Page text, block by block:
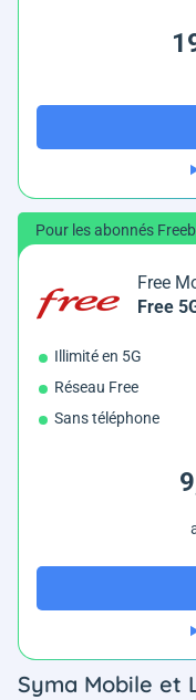
Pour les abonnés
Free
Free
Illimité en 5G
Réseau Free
Sans téléphone
Syma Mobile et